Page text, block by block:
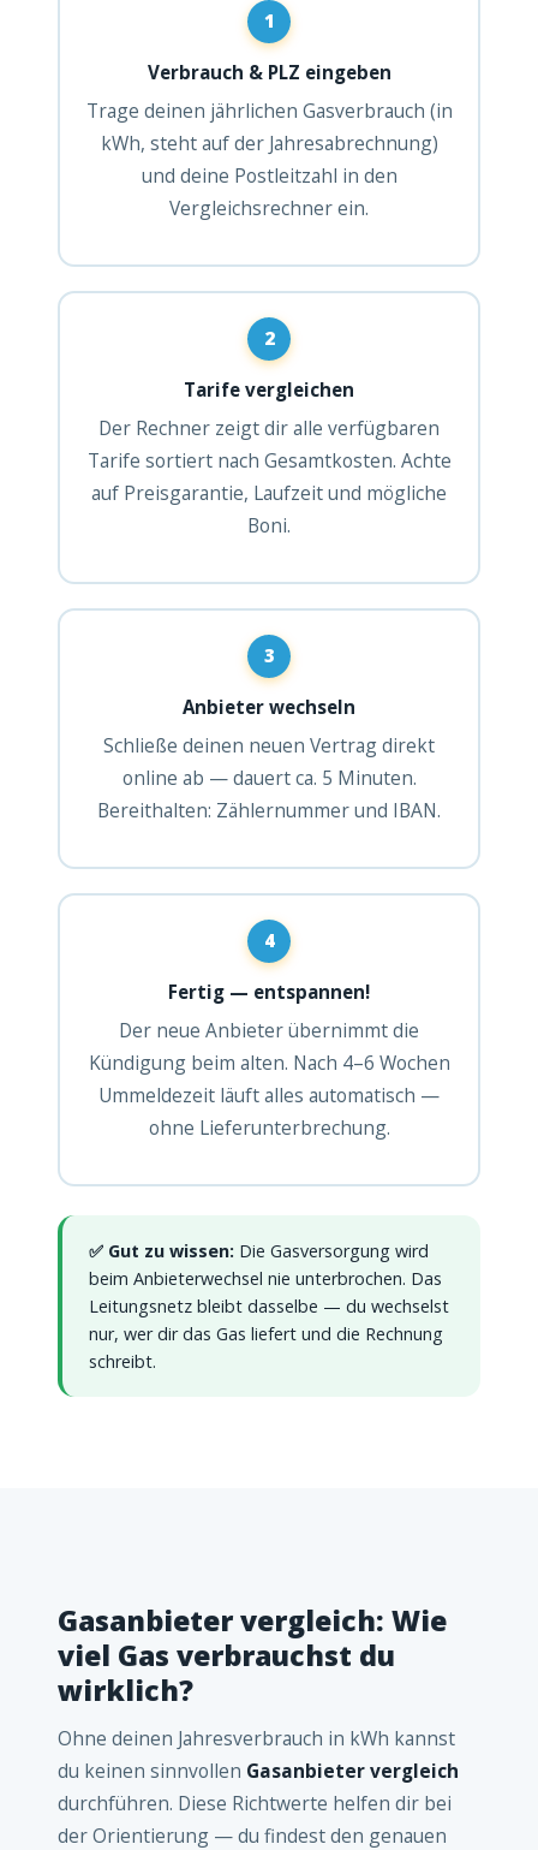
1
Verbrauch & PLZ eingeben
Trage deinen jährlichen Gasverbrauch (in
kWh, steht auf der Jahresabrechnung)
und deine Postleitzahl in den
Vergleichsrechner ein.
2
Tarife vergleichen
Der Rechner zeigt dir alle verfügbaren
Tarife sortiert nach Gesamtkosten. Achte
auf Preisgarantie, Laufzeit und mögliche
Boni.
3
Anbieter wechseln
Schließe deinen neuen Vertrag direkt
online ab — dauert ca. 5 Minuten.
Bereithalten: Zählernummer und IBAN.
4
Fertig — entspannen!
Der neue Anbieter übernimmt die
Kündigung beim alten. Nach 4–6 Wochen
Ummeldezeit läuft alles automatisch —
ohne Lieferunterbrechung.
✅ Gut zu wissen: Die Gasversorgung wird
beim Anbieterwechsel nie unterbrochen. Das
Leitungsnetz bleibt dasselbe — du wechselst
nur, wer dir das Gas liefert und die Rechnung
schreibt.
Gasanbieter vergleich: Wie
viel Gas verbrauchst du
wirklich?
Ohne deinen Jahresverbrauch in kWh kannst
du keinen sinnvollen Gasanbieter vergleich
durchführen. Diese Richtwerte helfen dir bei
der Orientierung — du findest den genauen